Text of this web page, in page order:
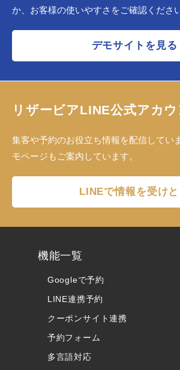
か、お客様の使いやすさをご確認ください
デモサイトを見る
リザービアLINE公式アカウ
集客や予約のお役立ち情報を配信してい
モページもご案内しています。
LINEで情報を受けと
機能一覧
Googleで予約
LINE連携予約
クーポンサイト連携
予約フォーム
多言語対応